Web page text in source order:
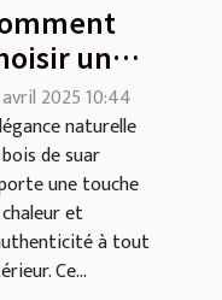
un
en
de suar
votre
2025 10:44
naturelle
de suar
une touche
et
à tout
Ce...